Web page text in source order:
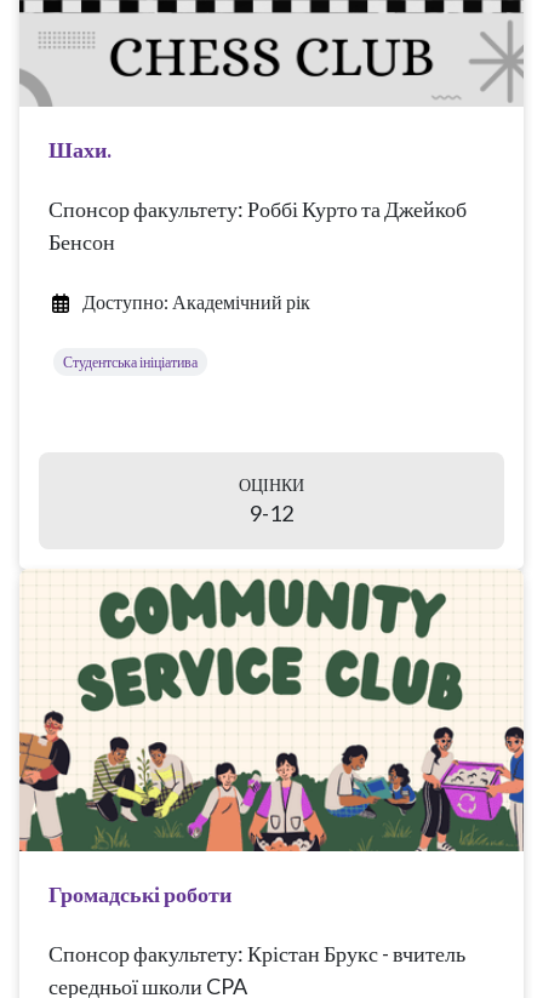
Шахи.
Спонсор факультету: Роббі Курто та Джейкоб
Бенсон
Доступно: Академічний рік
Студентська ініціатива
ОЦІНКИ
9-12
Громадські роботи
Спонсор факультету: Крістан Брукс - вчитель
середньої школи CPA